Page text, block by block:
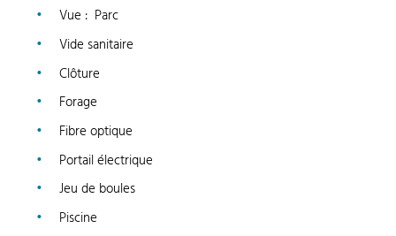
Vue : Parc
Vide sanitaire
Clôture
Forage
Fibre optique
Portail électrique
Jeu de boules
Piscine